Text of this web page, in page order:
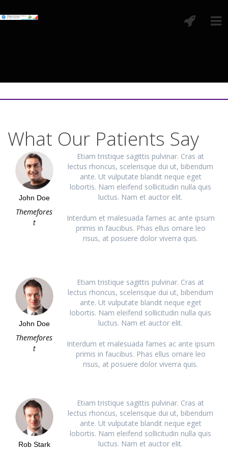
What Our Patients Say
John Doe
Themefores
t
Etiam tristique sagittis pulvinar. Cras at
lectus rhoncus, scelerisque dui ut, bibendum
ante. Ut vulputate blandit neque eget
lobortis. Nam eleifend sollicitudin nulla quis
luctus. Nam et auctor elit.
Interdum et malesuada fames ac ante ipsum
primis in faucibus. Phas ellus ornare leo
risus, at posuere dolor viverra quis.
John Doe
Themefores
t
Etiam tristique sagittis pulvinar. Cras at
lectus rhoncus, scelerisque dui ut, bibendum
ante. Ut vulputate blandit neque eget
lobortis. Nam eleifend sollicitudin nulla quis
luctus. Nam et auctor elit.
Interdum et malesuada fames ac ante ipsum
primis in faucibus. Phas ellus ornare leo
risus, at posuere dolor viverra quis.
Rob Stark
Etiam tristique sagittis pulvinar. Cras at
lectus rhoncus, scelerisque dui ut, bibendum
ante. Ut vulputate blandit neque eget
lobortis. Nam eleifend sollicitudin nulla quis
luctus. Nam et auctor elit.